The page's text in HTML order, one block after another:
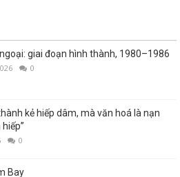
giai đoạn hình thành, 1980–1986
0
kẻ hiếp dâm, mà văn hoá là nạn
0
Bay